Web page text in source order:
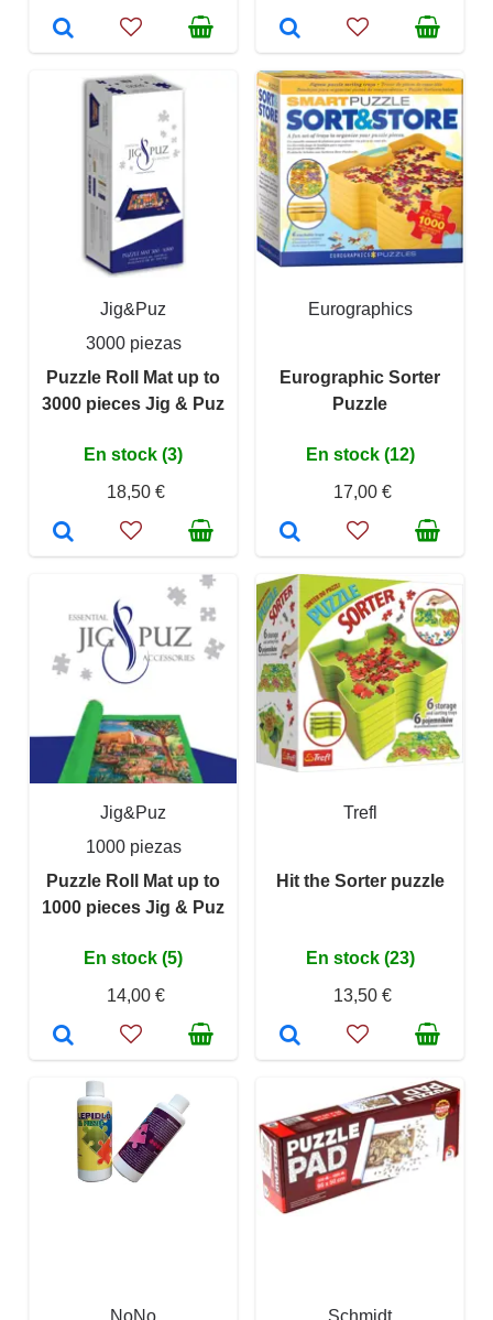
Jig&Puz
3000 piezas
Puzzle Roll Mat up to
3000 pieces Jig & Puz
En stock (3)
18,50 €
Eurographics
Eurographic Sorter
Puzzle
En stock (12)
17,00 €
Jig&Puz
1000 piezas
Puzzle Roll Mat up to
1000 pieces Jig & Puz
En stock (5)
14,00 €
Trefl
Hit the Sorter puzzle
En stock (23)
13,50 €
NoNo Schmidt